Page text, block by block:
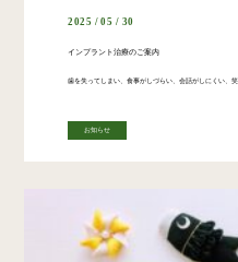
2025 / 05 / 30
インプラント治療のご案内
お知らせ